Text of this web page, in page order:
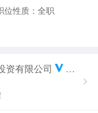
位性质：全职
资有限公司